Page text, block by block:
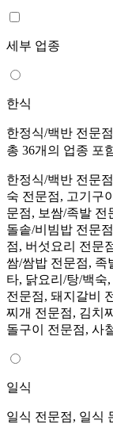
세부 업종
한식
한정식/백반 전문
총 36개의 업종 포
한정식/백반 전문
숙 전문점, 고기구
문점, 보쌈/족발 전
돌솥/비빔밥 전문
점, 버섯요리 전문
쌈/쌈밥 전문점, 족
타, 닭요리/탕/백숙
전문점, 돼지갈비
찌개 전문점, 김치
돌구이 전문점, 사
일식
일식 전문점, 일식